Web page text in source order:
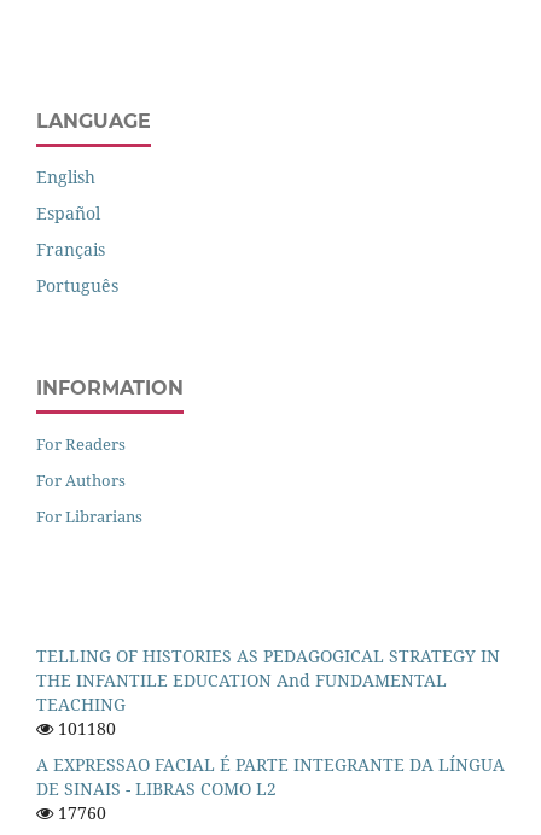
LANGUAGE
English
Español
Français
Português
INFORMATION
For Readers
For Authors
For Librarians
TELLING OF HISTORIES AS PEDAGOGICAL STRATEGY IN
THE INFANTILE EDUCATION And FUNDAMENTAL
TEACHING
101180
A EXPRESSAO FACIAL É PARTE INTEGRANTE DA LÍNGUA
DE SINAIS - LIBRAS COMO L2
17760